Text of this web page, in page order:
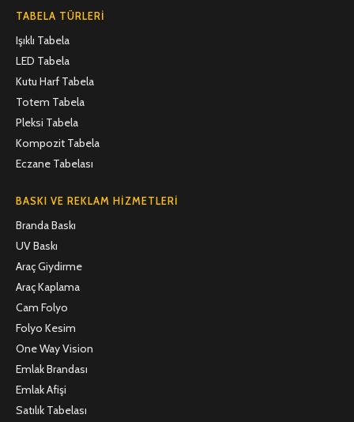
TABELA TÜRLERI
Işıklı Tabela
LED Tabela
Kutu Harf Tabela
Totem Tabela
Pleksi Tabela
Kompozit Tabela
Eczane Tabelası
BASKI VE REKLAM HIZMETLERI
Branda Baskı
UV Baskı
Araç Giydirme
Araç Kaplama
Cam Folyo
Folyo Kesim
One Way Vision
Emlak Brandası
Emlak Afişi
Satılık Tabelası